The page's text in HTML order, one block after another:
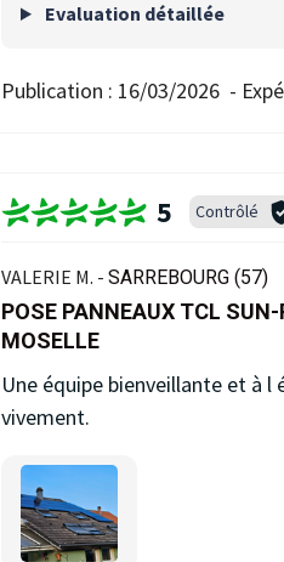
Evaluation détaillée
Publication : 16/03/2026 -
5 Contrôlé
VALERIE M. - SARREBOURG (57)
POSE PANNEAUX TCL
MOSELLE
Une équipe bienveillante et à
vivement.